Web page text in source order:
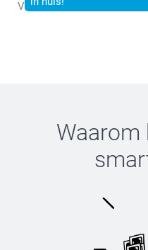
Vanaf 24,99
Waarom